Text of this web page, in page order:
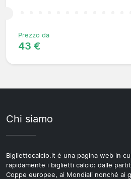
Prezzo da
43 €
Chi siamo
Bigliettocalcio.it è una pagina web in
rapidamente i biglietti calcio: dalle
Coppe europee, ai Mondiali nonché ai